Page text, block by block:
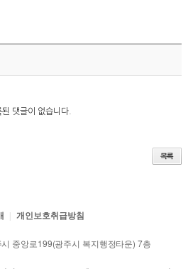
된 댓글이 없습니다.
개인보호취급방침
중앙로199(광주시 복지행정타운) 7층